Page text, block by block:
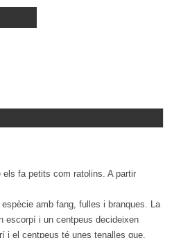
fa petits com ratolins. A partir
amb fang, fulles i branques. La
escorpí i un centpeus decideixen
i el centpeus té unes tenalles que,